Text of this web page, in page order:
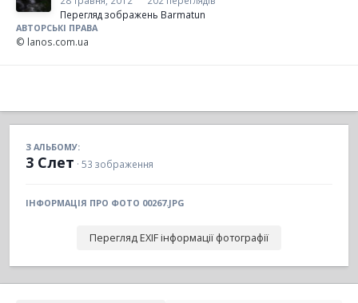
Перегляд зображень Barmatun
АВТОРСЬКІ ПРАВА
© lanos.com.ua
З АЛЬБОМУ:
3 Слет · 53 зображення
ІНФОРМАЦІЯ ПРО ФОТО 00267.JPG
Перегляд EXIF інформації фотографії